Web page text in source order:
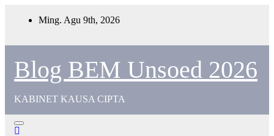
Ming. Agu 9th, 2026
Blog BEM Unsoed 2026
KABINET KAUSA CIPTA